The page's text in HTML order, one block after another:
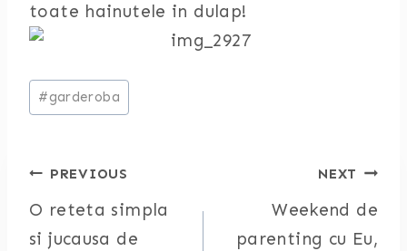
toate hainutele in dulap!
Post
Tags:
#garderoba
Post
navigation
PREVIOUS
O reteta simpla
si jucausa de
NEXT
Weekend de
parenting cu Eu,